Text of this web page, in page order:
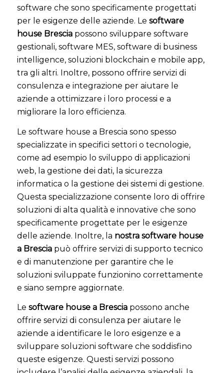
software che sono specificamente progettati
per le esigenze delle aziende. Le software
house Bresciapossono sviluppare software
gestionali, software MES, software di business
intelligence, soluzioni blockchain e mobile app,
tra gli altri. Inoltre, possono offrire servizi di
consulenza e integrazione per aiutare le
aziende a ottimizzare i loro processi e a
migliorare la loro efficienza.
Le software house a Brescia sono spesso
specializzate in specifici settori o tecnologie,
come ad esempio lo sviluppo di applicazioni
web, la gestione dei dati, la sicurezza
informatica o la gestione dei sistemi di gestione.
Questa specializzazione consente loro di offrire
soluzioni di alta qualità e innovative che sono
specificamente progettate per le esigenze
delle aziende. Inoltre, la nostra software house
a Bresciapuò offrire servizi di supporto tecnico
e di manutenzione per garantire che le
soluzioni sviluppate funzionino correttamente
e siano sempre aggiornate.
Le software house a Bresciapossono anche
offrire servizi di consulenza per aiutare le
aziende a identificare le loro esigenze e a
sviluppare soluzioni software che soddisfino
queste esigenze. Questi servizi possono